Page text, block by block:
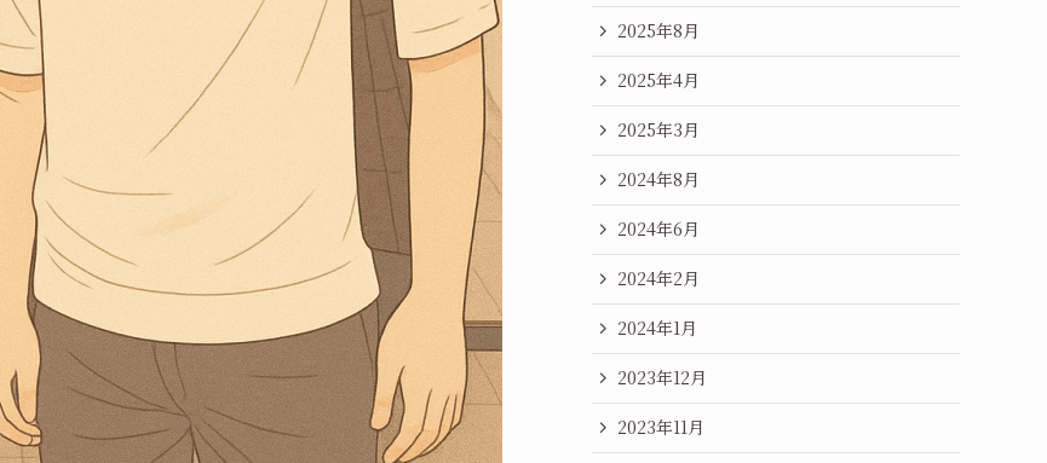
2025年8月
2025年4月
2025年3月
2024年8月
2024年6月
2024年2月
2024年1月
2023年12月
2023年11月